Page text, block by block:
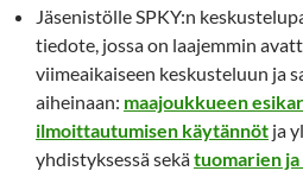
Jäsenistölle SPKY:n
tiedote, jossa on laajemmin
viimeaikaiseen keskusteluun ja
aiheinaan: maajoukkueen
ilmoittautumisen käytännöt ja
yhdistyksessä sekätuomarien